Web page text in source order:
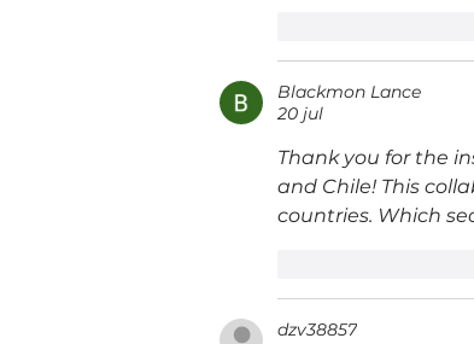
Blackmon Lance
20 jul
Thank you for the
and Chile! This
countries. Which
dzv38857